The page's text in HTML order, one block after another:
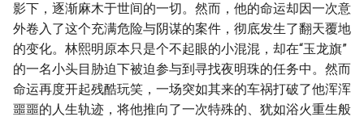
影下，逐渐麻木于世间的一切。然而，他的命运却因一次意
外卷入了这个充满危险与阴谋的案件，彻底发生了翻天覆地
的变化。林熙明原本只是个不起眼的小混混，却在“玉龙旗”
的一名小头目胁迫下被迫参与到寻找夜明珠的任务中。然而
命运再度开起残酷玩笑，一场突如其来的车祸打破了他浑浑
噩噩的人生轨迹，将他推向了一次特殊的、犹如浴火重生般